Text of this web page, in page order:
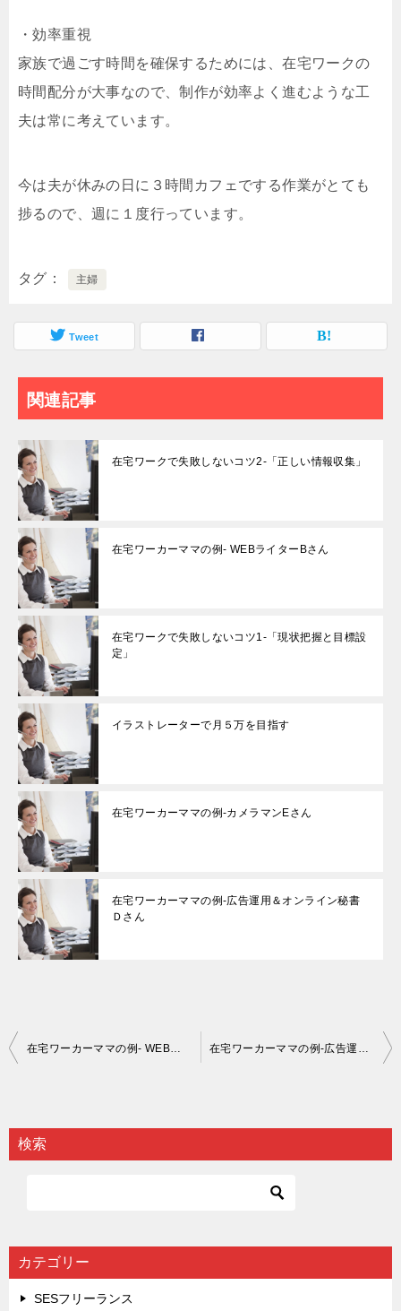
・効率重視
家族で過ごす時間を確保するためには、在宅ワークの
時間配分が大事なので、制作が効率よく進むような工
夫は常に考えています。
今は夫が休みの日に３時間カフェでする作業がとても
捗るので、週に１度行っています。
タグ 主婦
Tweet
関連記事
在宅ワークで失敗しないコツ2-「正しい情報収集」
在宅ワーカーママの例- WEBライターBさん
在宅ワークで失敗しないコツ1-「現状把握と目標設
定」
イラストレーターで月５万を目指す
在宅ワーカーママの例-カメラマンEさん
在宅ワーカーママの例-広告運用＆オンライン秘書
Ｄさん
投
ビ
ゲ
ョ
ン
在宅ワーカーママの例- WEBライターBさん 在宅ワーカーママの例-広告運用＆オンライン秘書Ｄさん
検索
カテゴリー
SESフリーランス